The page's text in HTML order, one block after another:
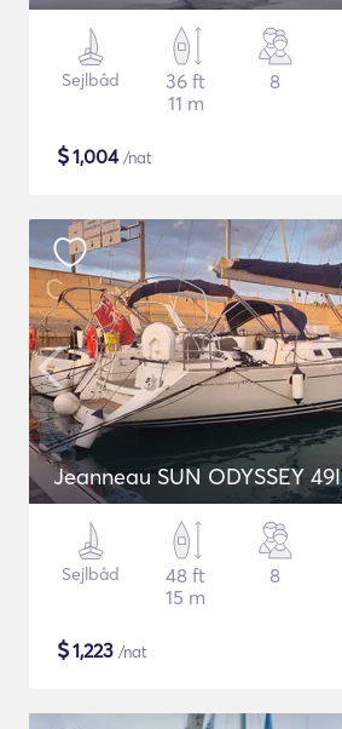
Sejlbåd
36 ft
11 m
8
$1,004/nat
Jeanneau SUN ODYSSEY 49I
Sejlbåd
48 ft
15 m
8
$1,223 /nat